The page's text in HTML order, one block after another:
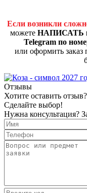
Если возникли
можете НАПИСАТЬ
Telegram по
или оформить заказ
Отзывы
Хотите оставить отзыв?
Сделайте выбор!
Нужна консультация?